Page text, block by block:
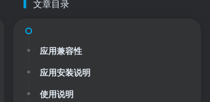
文章目录
应用兼容性
应用安装说明
使用说明